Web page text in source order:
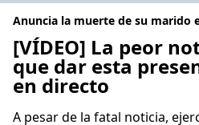
Anuncia la muerte de su marido
[VÍDEO] La peor
que dar esta
en directo
A pesar de la fatal noticia,